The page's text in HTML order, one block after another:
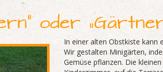
oder
In einer alten Obstkiste kann
Wir gestalten Minigärten,
Gemüse pflanzen. Die